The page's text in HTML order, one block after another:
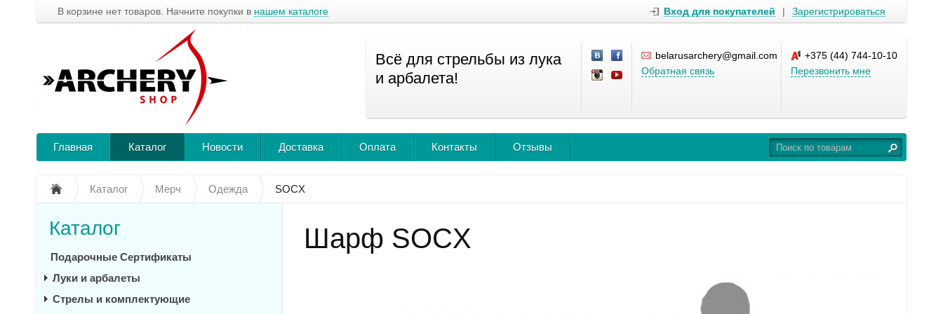
В корзине нет товаров. Начните покупки в нашем каталоге Вход для покупателей | Зарегистрироваться
Всё для стрельбы из лука
и арбалета!
belarusarchery@gmail.com
Обратная связь
+375 (44) 744-10-10
Перезвонить мне
Главная Каталог Новости Доставка Оплата Контакты Отзывы
Каталог Мерч Одежда SOCX
Шарф SOCX
Каталог
Подарочные Сертификаты
Луки и арбалеты
Стрелы и комплектующие